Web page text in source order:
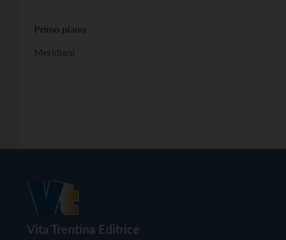
Primo piano
Meridiani
Vita Trentina Editrice